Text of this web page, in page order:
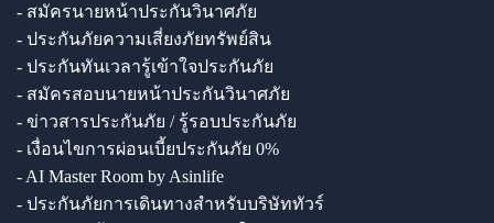
- สมัครนายหน้าประกันวินาศภัย
- ประกันภัยความเสี่ยงภัยทรัพย์สิน
- ประกันทันเวลารู้เข้าใจประกันภัย
- สมัครสอบนายหน้าประกันวินาศภัย
- ข่าวสารประกันภัย / รู้รอบประกันภัย
- เงื่อนไขการผ่อนเบี้ยประกันภัย 0%
- AI Master Room by Asinlife
- ประกันภัยการเดินทางสำหรับบริษัททัวร์